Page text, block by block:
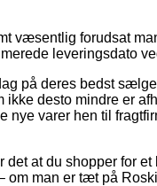
væsentlig forudsat
leveringsdato
på deres bedst
ikke desto mindre er
nye varer hen til
at du shopper for
om man er tæt på